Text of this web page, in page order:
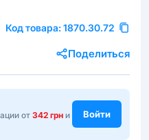
Код товара: 1870.30.72
Поделиться
от342 грн и
Войти